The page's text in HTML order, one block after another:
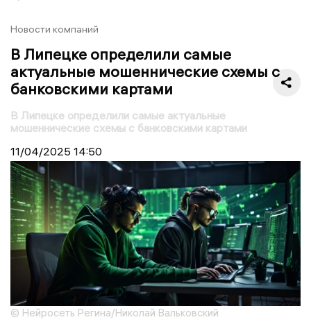
Новости компаний
В Липецке определили самые
актуальные мошеннические схемы с
банковскими картами
В Липецке определили самые актуальные
мошеннические схемы с банковскими картами
11/04/2025 14:50
© Нейросеть Регина/Николай Вальковский